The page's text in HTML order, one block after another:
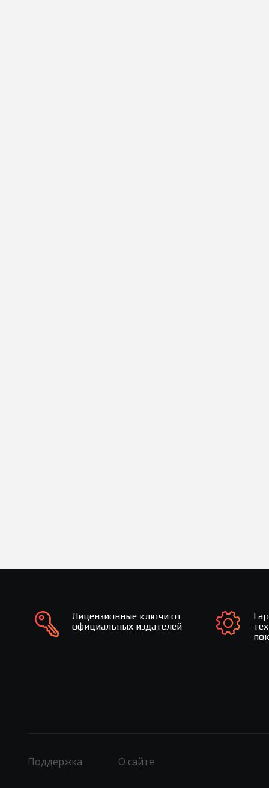
Лицензионные ключи от
официальных издателей
Поддержка О сайте